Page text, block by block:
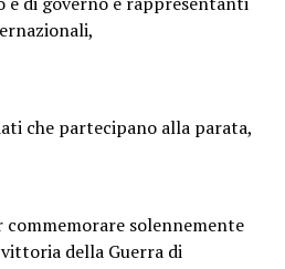
che partecipano alla parata,
solennemente
della Guerra di